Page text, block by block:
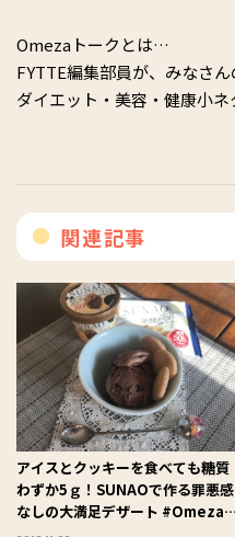
Omezaトークとは…
FYTTE編集部員が、みなさ
ダイエット・美容・健康小ネ
関連記事
アイスとクッキーを食べても糖質
わずか5ｇ！SUNAOで作る罪悪感
なしの大満足デザート #Omezaト